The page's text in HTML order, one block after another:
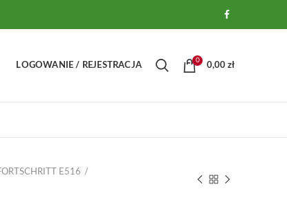
LOGOWANIE / REJESTRACJA
0
0,00 zł
E516